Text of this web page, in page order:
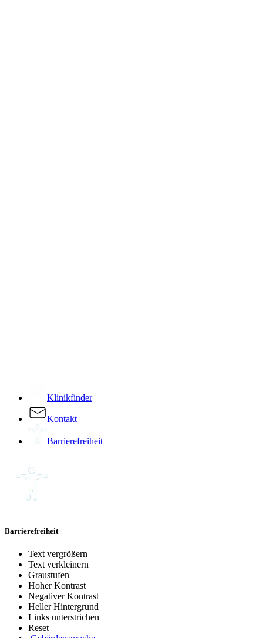
Klinikfinder
Kontakt
Barrierefreiheit
Barrierefreiheit
Text vergrößern
Text verkleinern
Graustufen
Hoher Kontrast
Negativer Kontrast
Heller Hintergrund
Links unterstrichen
Reset